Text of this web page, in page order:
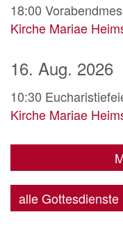
18:00
Kirche Mariae
16. Aug. 2026
10:30
Kirche Mariae
alle Gottesdienste